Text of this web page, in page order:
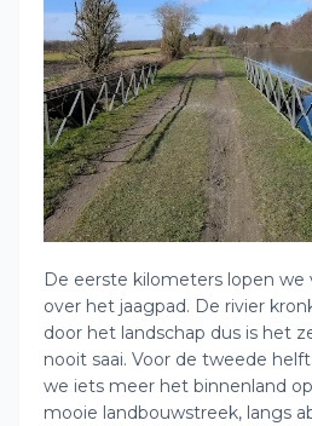
De eerste kilometers lopen we
over het jaagpad. De rivier
door het landschap dus is het
nooit saai. Voor de tweede
we iets meer het binnenland
mooie landbouwstreek, langs